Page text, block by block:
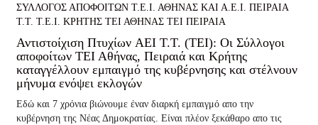
ΣΥΛΛΟΓΟΣ ΑΠΟΦΟΙΤΩΝ Τ.Ε.Ι. ΑΘΗΝΑΣ ΚΑΙ Α.Ε.Ι. ΠΕΙΡΑΙΑ
Τ.Τ. Τ.Ε.Ι. ΚΡΗΤΗΣ ΤΕΙ ΑΘΗΝΑΣ ΤΕΙ ΠΕΙΡΑΙΑ
Αντιστοίχιση Πτυχίων AEI T.T. (ΤΕΙ): Οι Σύλλογοι
αποφοίτων ΤΕΙ Αθήνας, Πειραιά και Κρήτης
καταγγέλλουν εμπαιγμό της κυβέρνησης και στέλνουν
μήνυμα ενόψει εκλογών
Εδώ και 7 χρόνια βιώνουμε έναν διαρκή εμπαιγμό απο την
κυβέρνηση της Νέας Δημοκρατίας. Είναι πλέον ξεκάθαρο απο τις